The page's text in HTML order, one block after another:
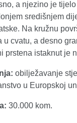
a njezino je
središnjem
Na kružnu
u cvatu, a desno
prstena istaknut je
obilježavanje
u Europskoj
30.000 kom.